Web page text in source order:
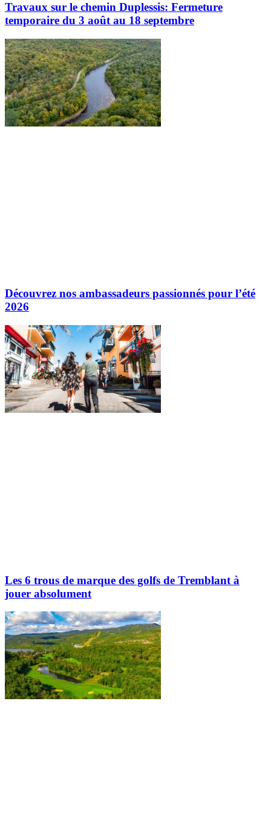
Travaux sur le chemin Duplessis: Fermeture
temporaire du 3 août au 18 septembre
Découvrez nos ambassadeurs passionnés pour l’été
2026
Les 6 trous de marque des golfs de Tremblant à
jouer absolument